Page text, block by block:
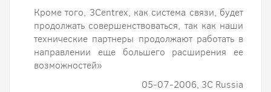
Кроме того, 3Centrex, как система связи, будет
продолжать совершенствоваться, так как наши
технические партнеры продолжают работать в
направлении еще большего расширения ее
возможностей»
05-07-2006, 3C Russia